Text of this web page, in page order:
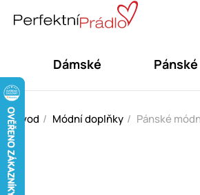
Dámské Pánské
Úvod Módní doplňky Pánské